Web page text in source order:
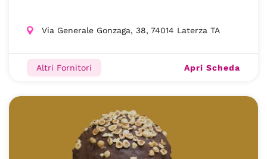
Via Generale Gonzaga, 38, 74014 Laterza TA
Altri Fornitori Apri Scheda